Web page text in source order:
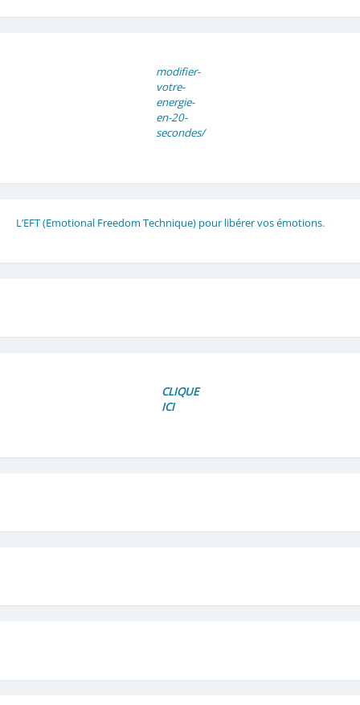
modifier-
votre-
energie-
en-20-
secondes/
L’EFT (Emotional Freedom Technique) pour libérer vos émotions.
CLIQUE
ICI